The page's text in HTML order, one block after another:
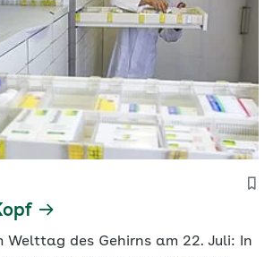
Welttag des Gehirns am 22. Juli: In